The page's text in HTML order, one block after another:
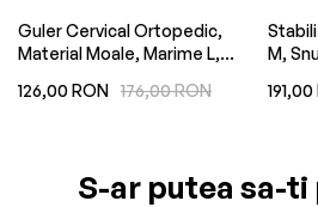
Guler Cervical Ortopedic,
Material Moale, Marime L,
35-55cm, Inaltime 11cm
126,00 RON 176,00 RON
M,
S-ar putea sa-ti